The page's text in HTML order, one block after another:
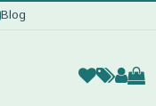
Blog